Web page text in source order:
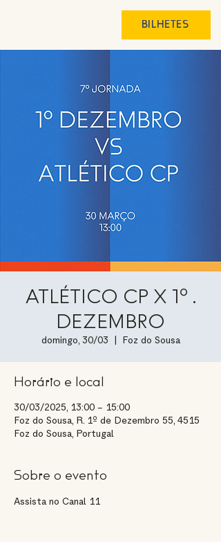
BILHETES
ATLÉTICO CP X 1º .
DEZEMBRO
domingo, 30/03 Foz do Sousa
Horário e local
30/03/2025, 13:00 – 15:00
Foz do Sousa, R. 1º de Dezembro 55, 4515
Foz do Sousa, Portugal
Sobre o evento
Assista no Canal 11